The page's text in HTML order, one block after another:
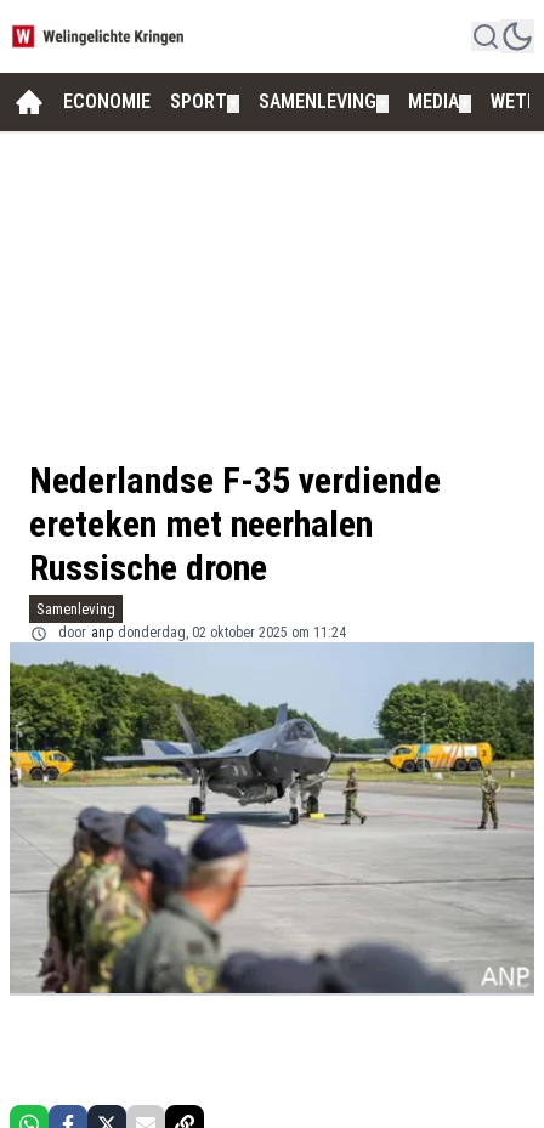
ECONOMIE SPORT SAMENLEVING MEDIA
Nederlandse F-35 verdiende
ereteken met neerhalen
Russische drone
Samenleving
door anp donderdag, 02 oktober 2025 om 11:24